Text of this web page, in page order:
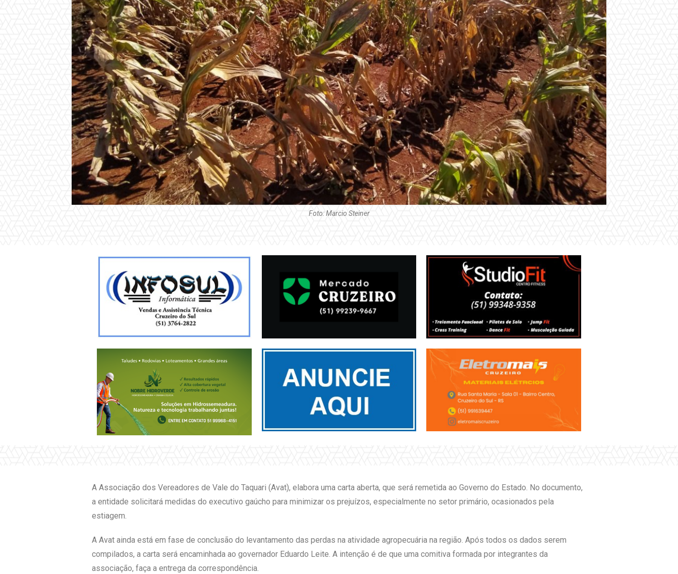
Foto: Marcio Steiner
A Associação dos Vereadores de Vale do Taquari (Avat), elabora uma carta aberta, que será remetida ao Governo do Estado. No documento,
a entidade solicitará medidas do executivo gaúcho para minimizar os prejuízos, especialmente no setor primário, ocasionados pela
estiagem.
A Avat ainda está em fase de conclusão do levantamento das perdas na atividade agropecuária na região. Após todos os dados serem
compilados, a carta será encaminhada ao governador Eduardo Leite. A intenção é de que uma comitiva formada por integrantes da
associação, faça a entrega da correspondência.